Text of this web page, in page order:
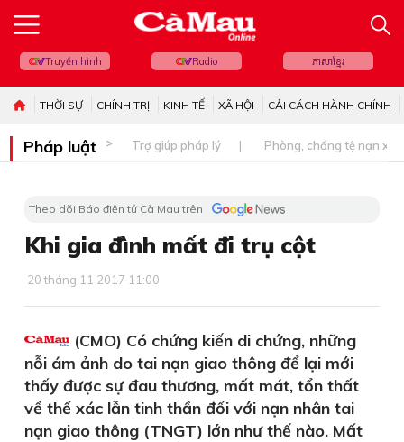
Truyền hình Radio ភាសាខ្មែរ
THỜI SỰ CHÍNH TRỊ KINH TẾ XÃ HỘI CẢI CÁCH HÀNH CHÍNH
Pháp luật Trợ giúp pháp lý Phòng, chống tệ nạn xã
Theo dõi Báo điện tử Cà Mau trên
Khi gia đình mất đi trụ cột
20 tháng 11 2017 11:00
(CMO) Có chứng kiến di chứng, những
nỗi ám ảnh do tai nạn giao thông để lại mới
thấy được sự đau thương, mất mát, tổn thất
về thể xác lẫn tinh thần đối với nạn nhân tai
nạn giao thông (TNGT) lớn như thế nào. Mất